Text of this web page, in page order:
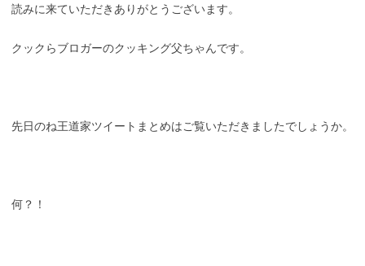
読みに来ていただきありがとうございます。
クックらブロガーのクッキング父ちゃんです。
先日のね王道家ツイートまとめはご覧いただきましたでしょうか。
何？！